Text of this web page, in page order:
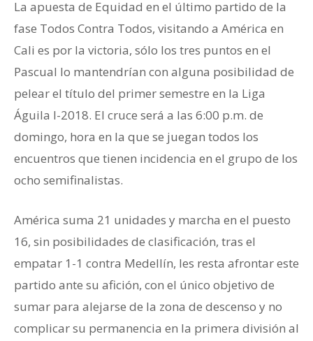
La apuesta de Equidad en el último partido de la
fase Todos Contra Todos, visitando a América en
Cali es por la victoria, sólo los tres puntos en el
Pascual lo mantendrían con alguna posibilidad de
pelear el título del primer semestre en la Liga
Águila I-2018. El cruce será a las 6:00 p.m. de
domingo, hora en la que se juegan todos los
encuentros que tienen incidencia en el grupo de los
ocho semifinalistas.
América suma 21 unidades y marcha en el puesto
16, sin posibilidades de clasificación, tras el
empatar 1-1 contra Medellín, les resta afrontar este
partido ante su afición, con el único objetivo de
sumar para alejarse de la zona de descenso y no
complicar su permanencia en la primera división al